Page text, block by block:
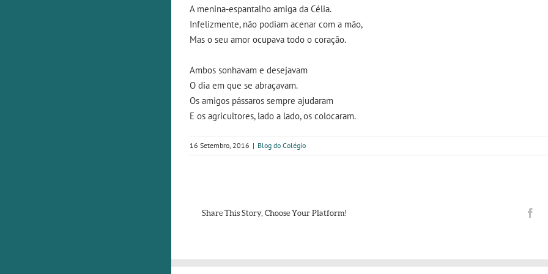
A menina-espantalho amiga da Célia.
Infelizmente, não podiam acenar com a mão,
Mas o seu amor ocupava todo o coração.
Ambos sonhavam e desejavam
O dia em que se abraçavam.
Os amigos pássaros sempre ajudaram
E os agricultores, lado a lado, os colocaram.
16 Setembro, 2016 | Blog do Colégio
Share This Story, Choose Your Platform!